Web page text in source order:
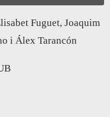
Fuguet, Joaquim
i Álex Tarancón